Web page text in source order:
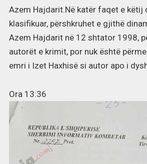
Azem Hajdarit.Në katër faqet e këtij
klasifikuar, përshkruhet e gjithë
Azem Hajdarit në 12 shtator 1998,
autorët e krimit, por nuk është
emri i Izet Haxhisë si autor apo i
Ora 13:36